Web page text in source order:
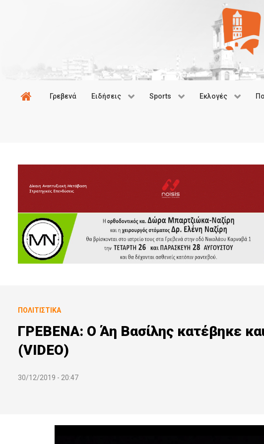
Γρεβενά Ειδήσεις Sports Εκλογές
ΠΟΛΙΤΙΣΤΙΚΆ
ΓΡΕΒΕΝΑ: Ο Άη Βασίλης κατέβηκε
(VIDEO)
30/12/2019 - 20:47